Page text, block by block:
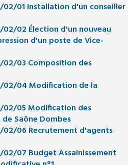
01 Installation d'un conseiller
02 Élection d'un nouveau
d'un poste de Vice-
03 Composition des
04 Modification de la
05 Modification des
Saône Dombes
06 Recrutement d'agents
07 Budget Assainissement